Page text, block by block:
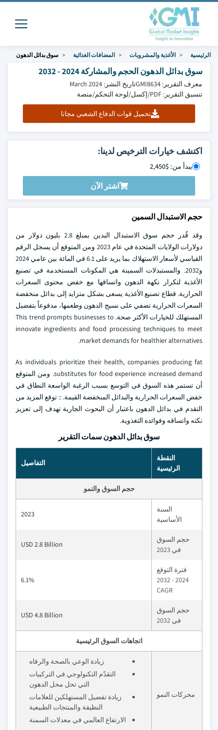
الرئيسية الأغذية والمشروبات المضافات الغذائية سوق بدائل الدهون
سوق بدائل الدهون الحجم والمشاركة 2024 - 2032
معرف التقرير: GMI8634
تاريخ النشر: March 2024
تنسيق التقرير: PDF/إكسل/لوحة التحكم/منصة
تحميل قوات الدفاع الشعبي مجانا
اكتشف خيارات الترخيص لدينا:
يبدأ من: $2,450
اشتر الآن
حجم الاستبدال السمين
وقد قُدر حجم سوق الاستبدال البدين بمبلغ 2.8 بليون دولار من
دولارات الولايات المتحدة في عام 2023 ومن المتوقع أن يسجل الرقم
القياسي لأسعار الاستهلاك بما يزيد على 6.1 في المائة بين عامي 2024
و2032. والمستبدلات السمينة هي المكونات المستخدمة في تصنيع
الأغذية لتكرار نكهة الدهون واتساقها مع خفض محتوى السعرات
الحرارية. قطاع تصنيع الأغذية يسعى بشكل متزايد إلى بدائل منخفضة
السعرات الحرارية تضفي على نسيج الدهون وطعمها، مدفوعاً بتفضيل
المستهلك للخيارات الأكثر صحة. This trend prompts businesses to
innovate ingredients and food processing techniques to meet
market demands for healthier alternatives.
As individuals prioritize their health, companies producing fat
substitutes for food experience increased demand. ومن المتوقع
أن تستمر هذه السوق في التوسع بسبب الرغبة الواسعة النطاق في
خفض السعرات الحرارية والبدائل المنخفضة القيمة. :: توقع المزيد من
التقدم في بدائل الدهون باعتبار أن البحوث الجارية تهدف إلى تعزيز
نكته واتساقه وفوائده التغذوية.
سوق بدائل الدهون سمات التقرير
النقطة
الرئيسية
التفاصيل
حجم السوق والنمو
السنة
الأساسية
2023
حجم السوق
في 2023
USD 2.8 Billion
فترة التوقع
2024 - 2032
CAGR
6.1%
حجم السوق
في 2032
USD 4.8 Billion
اتجاهات السوق الرئيسية
محركات النمو
زيادة الوعي بالصحة والرفاه
التقدّم التكنولوجي في التركيبات
التي تحل محل الدهون
زيادة تفضيل المستهلكين للعلامات
النظيفة والمنتجات الطبيعية
الارتفاع العالمي في معدلات السمنة